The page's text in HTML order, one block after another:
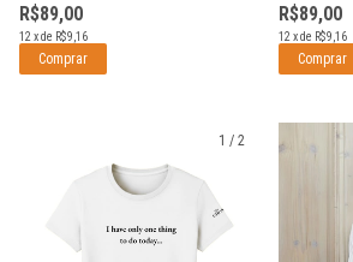
R$89,00
12 xde R$9,16
Comprar
R$89,00
12 xde R$9,16
Comprar
1 / 2